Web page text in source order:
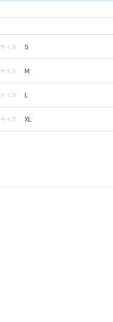
サイズ S
サイズ M
サイズ L
サイズ XL